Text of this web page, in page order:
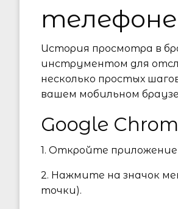
телефоне
История просмотра в
инструментом для
несколько простых
вашем мобильном
Google
1. Откройте
2. Нажмите на значок
точки).